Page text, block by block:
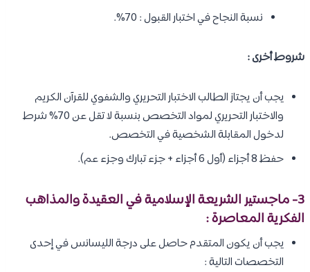
نسبة النجاح في اختبار القبول : 70%.
شروط أخرى :
يجب أن يجتاز الطالب الاختبار التحريري والشفوي للقرآن الكريم
والاختبار التحريري لمواد التخصص بنسبة لا تقل عن 70% شرط
لدخول المقابلة الشخصية في التخصص.
حفظ 8 أجزاء (أول 6 أجزاء + جزء تبارك وجزء عم).
3- ماجستير الشريعة الإسلامية في العقيدة والمذاهب
الفكرية المعاصرة :
يجب أن يكون المتقدم حاصل على درجة الليسانس في إحدى
التخصصات التالية :